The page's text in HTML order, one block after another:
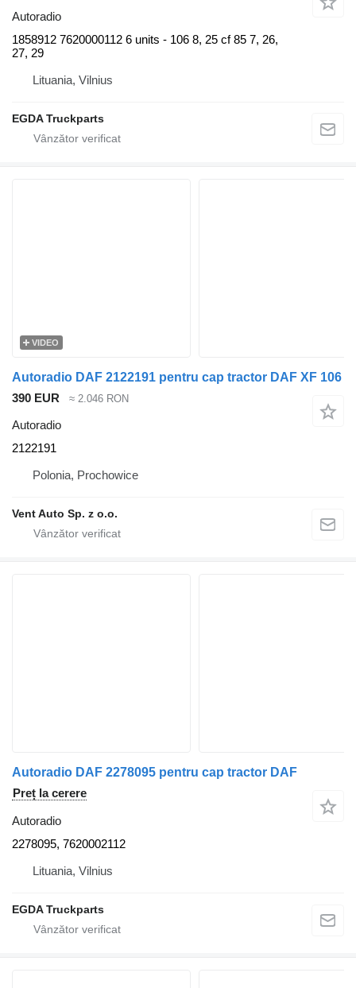
Autoradio
1858912 7620000112 6 units - 106 8, 25 cf 85 7, 26,
27, 29
Lituania, Vilnius
EGDA Truckparts
VIDEO
Autoradio DAF 2122191 pentru cap tractor DAF XF 106
390 EUR
≈ 2.046 RON
Autoradio
2122191
Polonia, Prochowice
Vent Auto Sp. z o.o.
Autoradio DAF 2278095 pentru cap tractor DAF
Preț la cerere
Autoradio
2278095, 7620002112
Lituania, Vilnius
EGDA Truckparts